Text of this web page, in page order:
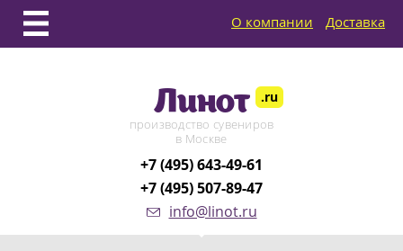
О компании Доставка
Линот .ru
производство сувениров
в Москве
+7 (495) 643-49-61
+7 (495) 507-89-47
info@linot.ru